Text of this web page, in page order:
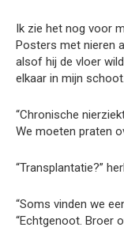
Ik zie het nog voor
Posters met nieren
alsof hij de vloer
elkaar in mijn schoot.
“Chronische
We moeten praten
“Transplantatie?”
“Soms vinden we
“Echtgenoot. Broer